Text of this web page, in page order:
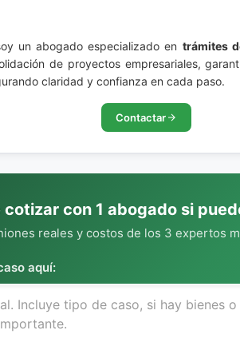
un abogado especializado en trámites
de proyectos empresariales,
claridad y confianza en cada paso.
Contactar
cotizar con 1 abogado si
reales y costos de los 3 expertos
aquí: